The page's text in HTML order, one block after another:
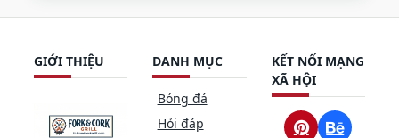
GIỚI THIỆU DANH MỤC
Bóng đá
Hỏi đáp
KẾT NỐI MẠNG
XÃ HỘI